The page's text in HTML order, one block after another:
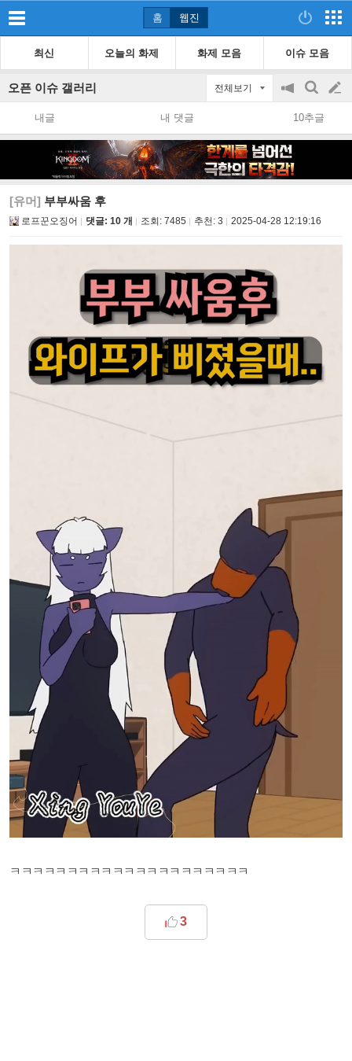
홈 웹진
최신 오늘의 화제 화제 모음 이슈 모음
오픈 이슈 갤러리 전체보기
공
지
on/off
검
색
글
쓰
내글 내 댓글 10추글
[유머] 부부싸움 후
로프꾼오징어 댓글: 10 개 조회: 7485 추천: 3 2025-04-28 12:19:16
ㅋㅋㅋㅋㅋㅋㅋㅋㅋㅋㅋㅋㅋㅋㅋㅋㅋㅋㅋㅋㅋ
3